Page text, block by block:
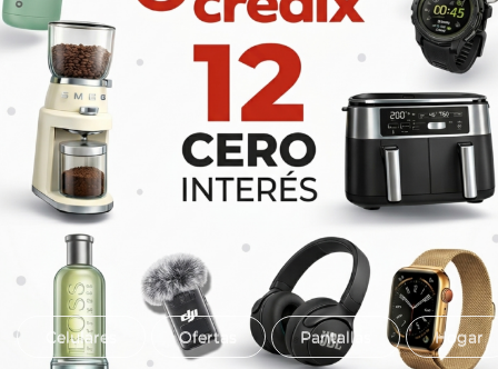
Celulares Ofertas Pantallas Hogar